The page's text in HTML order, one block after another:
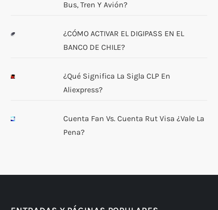
Bus, Tren Y Avión?
¿CÓMO ACTIVAR EL DIGIPASS EN EL
BANCO DE CHILE?
¿Qué Significa La Sigla CLP En
Aliexpress?
Cuenta Fan Vs. Cuenta Rut Visa ¿Vale La
Pena?